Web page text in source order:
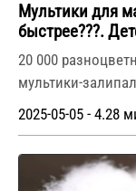
Мультики для
быстрее???.
20 000
мультики-
2025-05-05 - 4.28